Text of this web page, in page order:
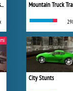
One Shot Tower: Physics Destroyer Mountain Truck
City Stunts